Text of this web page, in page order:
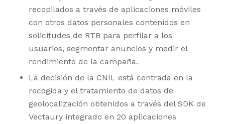
recopilados a través de aplicaciones móviles
con otros datos personales contenidos en
solicitudes de RTB para perfilar a los
usuarios, segmentar anuncios y medir el
rendimiento de la campaña.
La decisión de la CNIL está centrada en la
recogida y el tratamiento de datos de
geolocalización obtenidos a través del SDK de
Vectaury integrado en 20 aplicaciones